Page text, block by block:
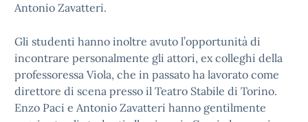
Antonio Zavatteri.
Gli studenti hanno inoltre avuto l’opportunità di
incontrare personalmente gli attori, ex colleghi della
professoressa Viola, che in passato ha lavorato come
direttore di scena presso il Teatro Stabile di Torino.
Enzo Paci e Antonio Zavatteri hanno gentilmente